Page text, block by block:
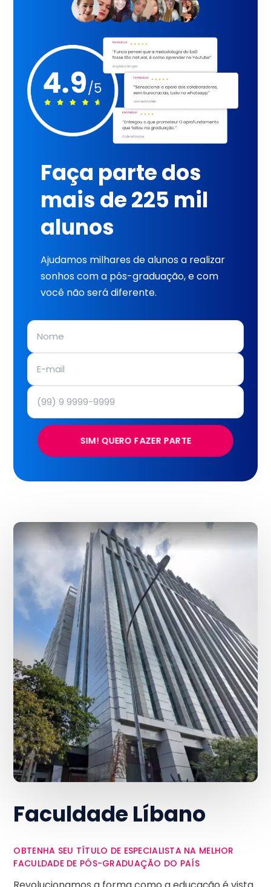
Faça parte dos
mais de 225 mil
alunos
Ajudamos milhares de alunos a realizar
sonhos com a pós-graduação, e com
você não será diferente.
SIM! QUERO FAZER PARTE
Faculdade Líbano
OBTENHA SEU TÍTULO DE ESPECIALISTA NA MELHOR
FACULDADE DE PÓS-GRADUAÇÃO DO PAÍS